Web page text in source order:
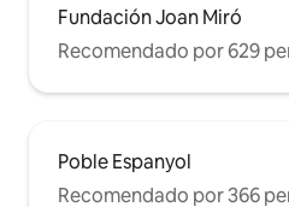
Fundación Joan Miró
Recomendado por 629
Poble Espanyol
Recomendado por 366